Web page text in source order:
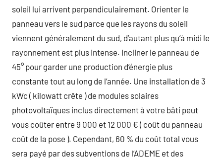
soleil lui arrivent perpendiculairement. Orienter le
panneau vers le sud parce que les rayons du soleil
viennent généralement du sud, d’autant plus qu’à midi le
rayonnement est plus intense. Incliner le panneau de
45° pour garder une production d’énergie plus
constante tout au long de l’année. Une installation de 3
kWc ( kilowatt crête ) de modules solaires
photovoltaïques inclus directement à votre bâti peut
vous coûter entre 9 000 et 12 000 € ( coût du panneau
coût de la pose ). Cependant, 60 % du coût total vous
sera payé par des subventions de l’ADEME et des